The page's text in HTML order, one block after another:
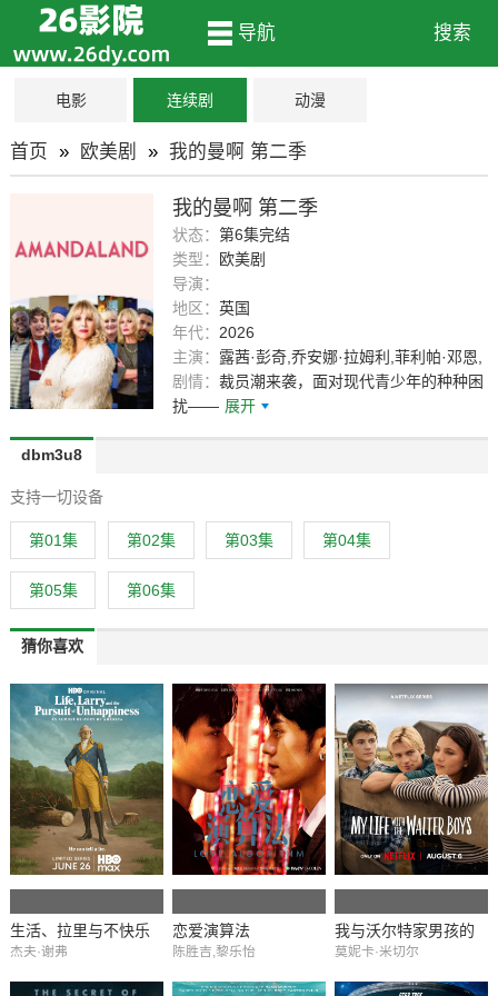
导航 搜索
电影 连续剧 动漫
首页 » 欧美剧 » 我的曼啊 第二季
我的曼啊 第二季
状态：第6集完结
类型：
欧美剧
导演：
地区：英国
年代： 2026
主演： 露茜·彭奇,乔安娜·拉姆利,菲利帕·邓恩,
塞缪尔·安德森,希沃恩·麦克斯维尼,罗森达·桑
德尔,Daniel Charles Doherty,Katie Kitson
剧情：裁员潮来袭，面对现代青少年的种种困
扰—— 展开
dbm3u8
支持一切设备
第01集 第02集 第03集 第04集
第05集 第06集
猜你喜欢
生活、拉里与不快乐
的追求：一部美国史
杰夫·谢弗
恋爱演算法
陈胜吉,黎乐怡
我与沃尔特家男孩的
生活 第三季
莫妮卡·米切尔